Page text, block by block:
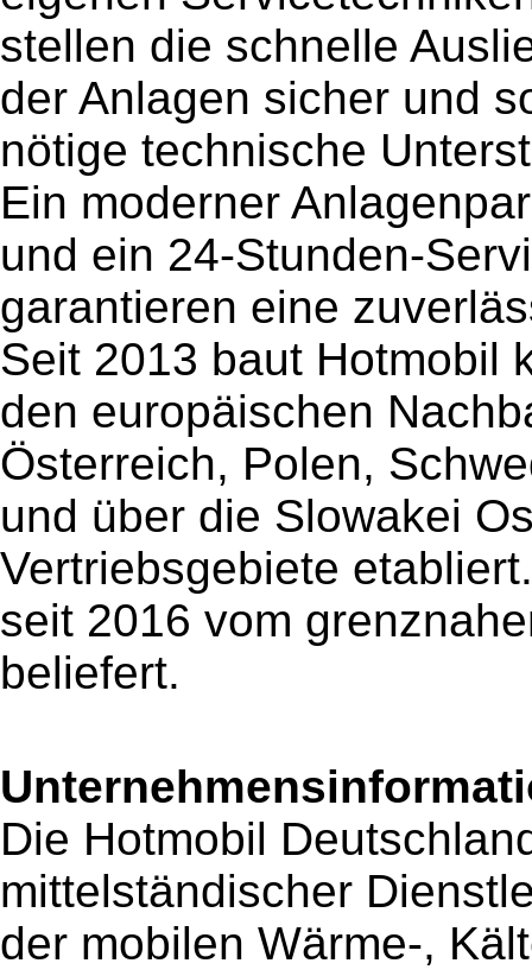
stellen die schnelle
der Anlagen sicher und
nötige technische
Ein moderner
und ein 24-Stunden-
garantieren eine
Seit 2013 baut Hotmobil
den europäischen
Österreich, Polen,
und über die Slowakei
Vertriebsgebiete
seit 2016 vom
beliefert.
Die Hotmobil
mittelständischer
der mobilen Wärme-,